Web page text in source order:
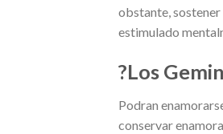
obstante, sostener
estimulado
?Los
Podran
conservar